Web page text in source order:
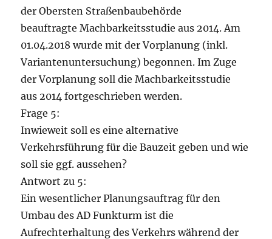
der Obersten Straßenbaubehörde
beauftragte Machbarkeitsstudie aus 2014. Am
01.04.2018 wurde mit der Vorplanung (inkl.
Variantenuntersuchung) begonnen. Im Zuge
der Vorplanung soll die Machbarkeitsstudie
aus 2014 fortgeschrieben werden.
Frage 5:
Inwieweit soll es eine alternative
Verkehrsführung für die Bauzeit geben und wie
soll sie ggf. aussehen?
Antwort zu 5:
Ein wesentlicher Planungsauftrag für den
Umbau des AD Funkturm ist die
Aufrechterhaltung des Verkehrs während der